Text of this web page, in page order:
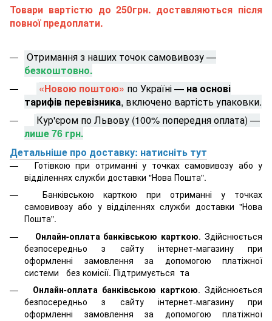
Товари вартістю до 250грн. доставляються після
повної предоплати.
Отримання з наших точок самовивозу —
безкоштовно.
«Новою поштою» по Україні — на основі
тарифів перевізника, включено вартість упаковки.
Кур'єром по Львову (100% попередня оплата) —
лише 76 грн.
Детальніше про доставку: натисніть тут
Готівкою при отриманні у точках самовивозу або у
відділеннях служби доставки "Нова Пошта".
Банківською карткою при отриманні у точках
самовивозу або у відділеннях служби доставки "Нова
Пошта".
Онлайн-оплата банківською карткою. Здійснюється
безпосередньо з сайту інтернет-магазину при
оформленні замовлення за допомогою платіжної
системи
без комісії. Підтримується та
Онлайн-оплата банківською карткою. Здійснюється
безпосередньо з сайту інтернет-магазину при
оформленні замовлення за допомогою платіжної